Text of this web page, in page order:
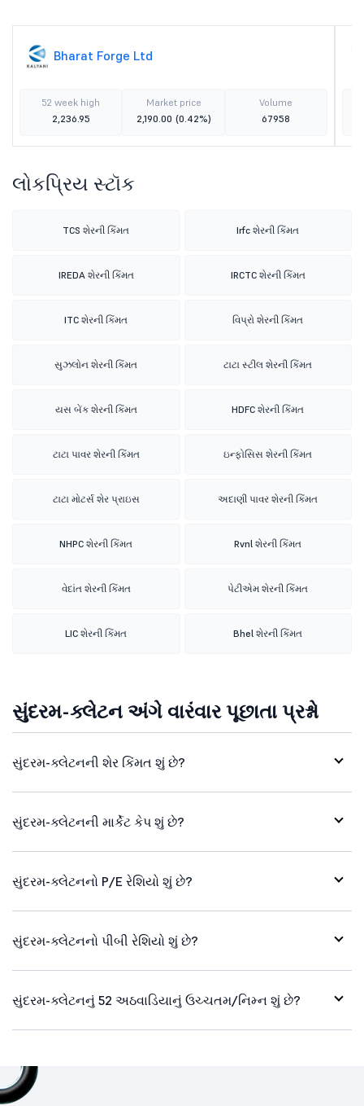
Bharat Forge Ltd
52 week high
2,236.95
Market price
2,190.00 (0.42%)
Volume
67958
લોકપ્રિય સ્ટૉક
TCS શેરની કિંમત Irfc શેરની કિંમત
IREDA શેરની કિંમત IRCTC શેરની કિંમત
ITC શેરની કિંમત વિપ્રો શેરની કિંમત
સુઝલોન શેરની કિંમત ટાટા સ્ટીલ શેરની કિંમત
યસ બેંક શેરની કિંમત HDFC શેરની કિંમત
ટાટા પાવર શેરની કિંમત ઇન્ફોસિસ શેરની કિંમત
ટાટા મોટર્સ શેર પ્રાઇસ અદાણી પાવર શેરની કિંમત
NHPC શેરની કિંમત Rvnl શેરની કિંમત
વેદાંત શેરની કિંમત પેટીએમ શેરની કિંમત
LIC શેરની કિંમત Bhel શેરની કિંમત
સુંદરમ-ક્લેટન અંગે વારંવાર પૂછાતા પ્રશ્નો
સુંદરમ-ક્લેટનની શેર કિંમત શું છે?
સુંદરમ-ક્લેટનની માર્કેટ કેપ શું છે?
સુંદરમ-ક્લેટનનો P/E રેશિયો શું છે?
સુંદરમ-ક્લેટનનો પીબી રેશિયો શું છે?
સુંદરમ-ક્લેટનનું 52 અઠવાડિયાનું ઉચ્ચતમ/નિમ્ન શું છે?